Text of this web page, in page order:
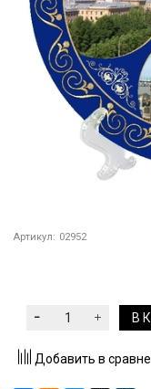
Артикул: 02952
В
Добавить в